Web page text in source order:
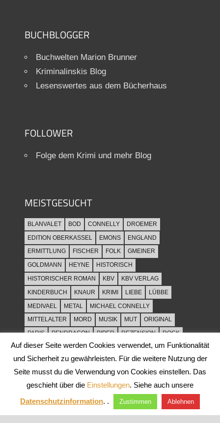
BUCHBLOGGER
Buchwelten Marion Brunner
Kriminalinskis Blog
Lesenswertes aus dem Bücherhaus
FOLLOWER
Folge dem Krimi und mehr Blog
MEISTGESUCHT
BLANVALET BOD CONNELLY
DROEMER
EDITION OBERKASSEL
EMONS
ENGLAND
ERMITTLUNG
FISCHER FOLK
GMEINER
GOLDMANN
HEYNE
HISTORISCH
HISTORISCHER ROMAN
KBV
KBV VERLAG
KINDERBUCH
KNAUR KRIMI LIEBE
LÜBBE
MEDIVAEL
METAL
MICHAEL CONNELLY
MITTELALTER
MORD MUSIK MUT
ORIGINAL
PARIS
PENDRAGON PIPER REZENSION
ROCK
ROCKMUSIK
ROMAN ROWOHLT
SACHBUCH
SPANNUNG
SYLT THRILLER TOD
ULLSTEIN
WEIHNACHT
Auf dieser Seite werden Cookies verwendet, um Funktionalität
und Sicherheit zu gewährleisten. Für die weitere Nutzung der
Seite musst du die Verwendung von Cookies einstellen. Das
geschieht über die Einstellungen. Siehe auch unsere
Datenschutzinformation. . Zustimmen Ablehnen